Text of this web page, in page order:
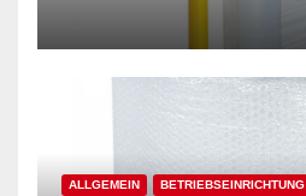
ALLGEMEIN BETRIEBSEINRICHTUNG